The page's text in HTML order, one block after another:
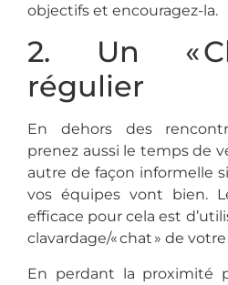
objectifs et encouragez-la.
2. Un «
régulier
En dehors des
prenez aussi le temps de
autre de façon informelle
vos équipes vont bien.
efficace pour cela est
clavardage/« chat » de
En perdant la proximité